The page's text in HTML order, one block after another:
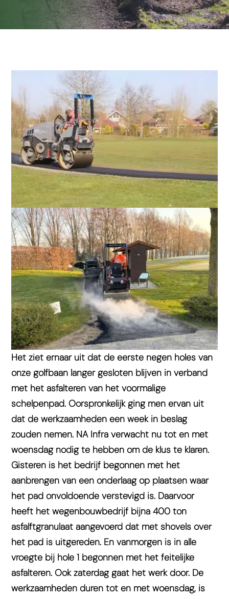
Het ziet ernaar uit dat de eerste negen holes van
onze golfbaan langer gesloten blijven in verband
met het asfalteren van het voormalige
schelpenpad. Oorspronkelijk ging men ervan uit
dat de werkzaamheden een week in beslag
zouden nemen. NA Infra verwacht nu tot en met
woensdag nodig te hebben om de klus te klaren.
Gisteren is het bedrijf begonnen met het
aanbrengen van een onderlaag op plaatsen waar
het pad onvoldoende verstevigd is. Daarvoor
heeft het wegenbouwbedrijf bijna 400 ton
asfalftgranulaat aangevoerd dat met shovels over
het pad is uitgereden. En vanmorgen is in alle
vroegte bij hole 1 begonnen met het feitelijke
asfalteren. Ook zaterdag gaat het werk door. De
werkzaamheden duren tot en met woensdag, is